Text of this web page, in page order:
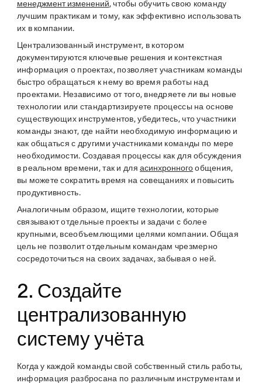
менеджмент изменений, чтобы обучить свою команду
лучшим практикам и тому, как эффективно использовать
их в компании.
Централизованный инструмент, в котором
документируются ключевые решения и контекстная
информация о проектах, позволяет участникам команды
быстро обращаться к нему во время работы над
проектами. Независимо от того, внедряете ли вы новые
технологии или стандартизируете процессы на основе
существующих инструментов, убедитесь, что участники
команды знают, где найти необходимую информацию и
как общаться с другими участниками команды по мере
необходимости. Создавая процессы как для обсуждения
в реальном времени, так и дляасинхронногообщения,
вы можете сократить время на совещаниях и повысить
продуктивность.
Аналогичным образом, ищите технологии, которые
связывают отдельные проекты и задачи с более
крупными, всеобъемлющими целями компании. Общая
цель не позволит отдельным командам чрезмерно
сосредоточиться на своих задачах, забывая о ней.
2. Создайте
централизованную
систему учёта
Когда у каждой команды свой собственный стиль работы,
информация разбросана по различным инструментам и